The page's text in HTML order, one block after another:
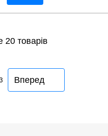
20 товарів
Вперед